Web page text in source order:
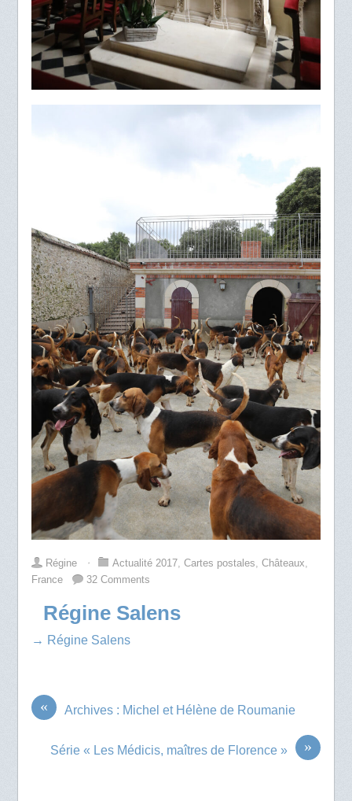
Régine ⋅ Actualité 2017, Cartes postales, Châteaux,
France
32 Comments
Régine Salens
→ Régine Salens
« Archives : Michel et Hélène de Roumanie
»
Série « Les Médicis, maîtres de Florence »